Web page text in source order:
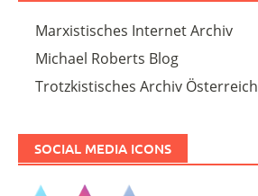
Marxistisches Internet Archiv
Michael Roberts Blog
Trotzkistisches Archiv Österreich
SOCIAL MEDIA ICONS